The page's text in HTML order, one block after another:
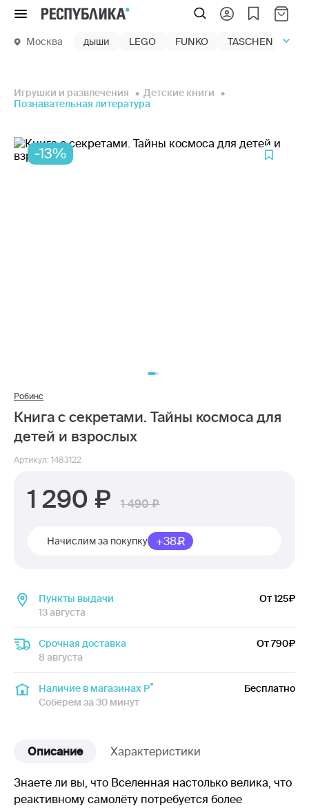
Меню
Москва дыши LEGO FUNKO TASCHEN
Игрушки и развлечения
Детские книги
Познавательная литература
-13%
Робинс
Книга с секретами. Тайны космоса для
детей и взрослых
Артикул: 1483122
1 290 1 490
Начислим за покупку +38
Пункты выдачи
13 августа
От 125
Срочная доставка
8 августа
От 790
Наличие в магазинах Р
Соберем за 30 минут
Бесплатно
Описание Характеристики
Знаете ли вы, что Вселенная настолько велика, что
реактивному самолёту потребуется более